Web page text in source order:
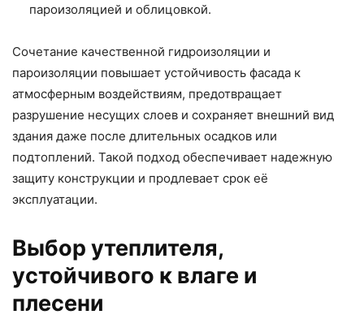
пароизоляцией и облицовкой.
Сочетание качественной гидроизоляции и
пароизоляции повышает устойчивость фасада к
атмосферным воздействиям, предотвращает
разрушение несущих слоев и сохраняет внешний вид
здания даже после длительных осадков или
подтоплений. Такой подход обеспечивает надежную
защиту конструкции и продлевает срок её
эксплуатации.
Выбор утеплителя,
устойчивого к влаге и
плесени